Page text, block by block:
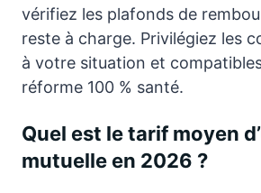
vérifiez les plafonds de
reste à charge. Privilégiez les
à votre situation et
réforme 100 % santé.
Quel est le tarif moyen
mutuelle en 2026 ?